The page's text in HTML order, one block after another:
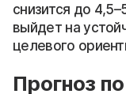
снизится до
выйдет на
целевого
Прогноз